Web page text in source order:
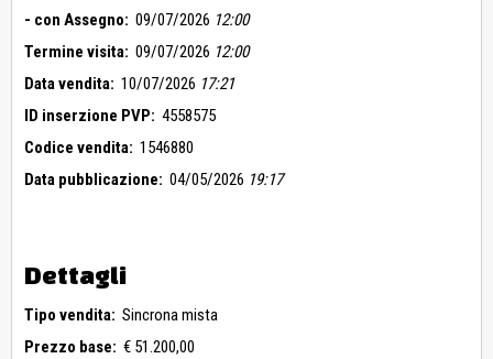
- con Assegno: 09/07/2026 12:00
Termine visita: 09/07/2026 12:00
Data vendita: 10/07/2026 17:21
ID inserzione PVP: 4558575
Codice vendita: 1546880
Data pubblicazione: 04/05/2026 19:17
Dettagli
Tipo vendita: Sincrona mista
Prezzo base: € 51.200,00